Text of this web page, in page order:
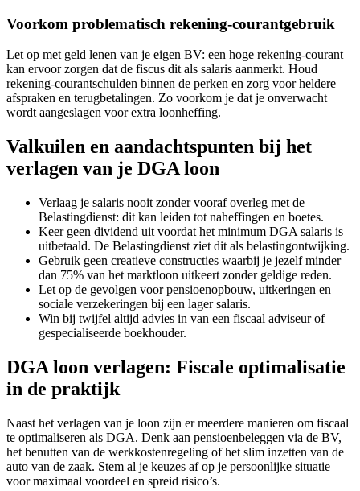
Voorkom problematisch rekening-courantgebruik
Let op met geld lenen van je eigen BV: een hoge rekening-courant
kan ervoor zorgen dat de fiscus dit als salaris aanmerkt. Houd
rekening-courantschulden binnen de perken en zorg voor heldere
afspraken en terugbetalingen. Zo voorkom je dat je onverwacht
wordt aangeslagen voor extra loonheffing.
Valkuilen en aandachtspunten bij het
verlagen van je DGA loon
Verlaag je salaris nooit zonder vooraf overleg met de
Belastingdienst: dit kan leiden tot naheffingen en boetes.
Keer geen dividend uit voordat het minimum DGA salaris is
uitbetaald. De Belastingdienst ziet dit als belastingontwijking.
Gebruik geen creatieve constructies waarbij je jezelf minder
dan 75% van het marktloon uitkeert zonder geldige reden.
Let op de gevolgen voor pensioenopbouw, uitkeringen en
sociale verzekeringen bij een lager salaris.
Win bij twijfel altijd advies in van een fiscaal adviseur of
gespecialiseerde boekhouder.
DGA loon verlagen: Fiscale optimalisatie
in de praktijk
Naast het verlagen van je loon zijn er meerdere manieren om fiscaal
te optimaliseren als DGA. Denk aan pensioenbeleggen via de BV,
het benutten van de werkkostenregeling of het slim inzetten van de
auto van de zaak. Stem al je keuzes af op je persoonlijke situatie
voor maximaal voordeel en spreid risico’s.